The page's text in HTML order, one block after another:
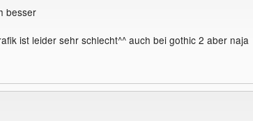
besser
ist leider sehr schlecht^^ auch bei gothic 2 aber naja